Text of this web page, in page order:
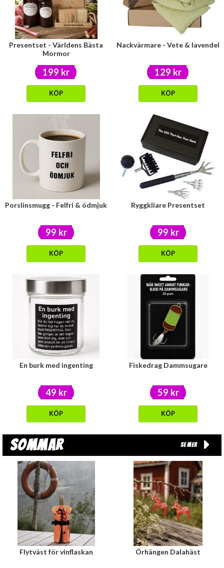
Presentset - Världens Bästa
Mormor
199 kr
KÖP
Nackvärmare - Vete & lavendel
129 kr
KÖP
Porslinsmugg - Felfri & ödmjuk
99 kr
KÖP
Ryggkliare Presentset
99 kr
KÖP
En burk med ingenting
49 kr
KÖP
Fiskedrag Dammsugare
59 kr
KÖP
Sommar Se mer
Flytväst för vinflaskan Örhängen Dalahäst